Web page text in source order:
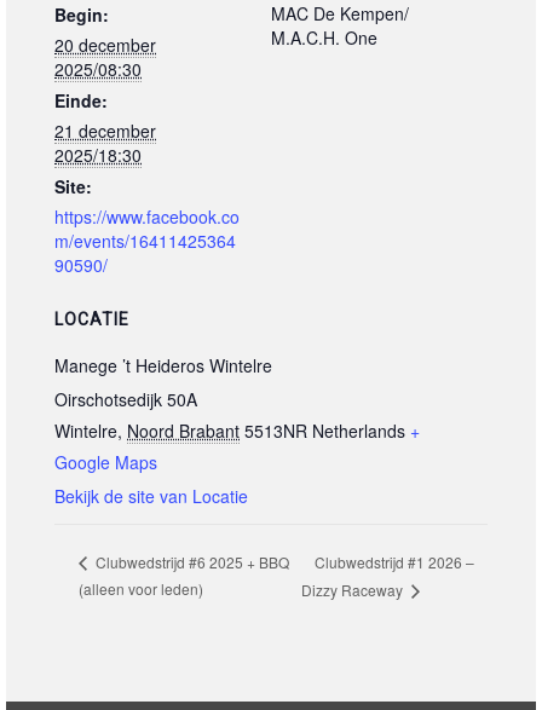
Begin:
20 december
2025/08:30
Einde:
21 december
2025/18:30
Site:
https://www.facebook.co
m/events/16411425364
90590/
LOCATIE
Manege ’t Heideros Wintelre
Oirschotsedijk 50A
Wintelre, Noord Brabant 5513NR Netherlands +
Google Maps
Bekijk de site van Locatie
MAC De Kempen/
M.A.C.H. One
Clubwedstrijd #6 2025 + BBQ
(alleen voor leden)
Clubwedstrijd #1 2026 –
Dizzy Raceway